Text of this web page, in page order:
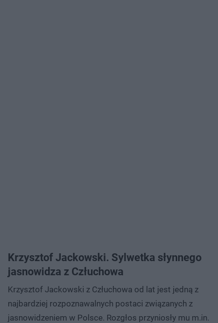
Krzysztof Jackowski. Sylwetka słynnego
jasnowidza z Człuchowa
Krzysztof Jackowski z Człuchowa od lat jest jedną z
najbardziej rozpoznawalnych postaci związanych z
jasnowidzeniem w Polsce. Rozgłos przyniosły mu m.in.